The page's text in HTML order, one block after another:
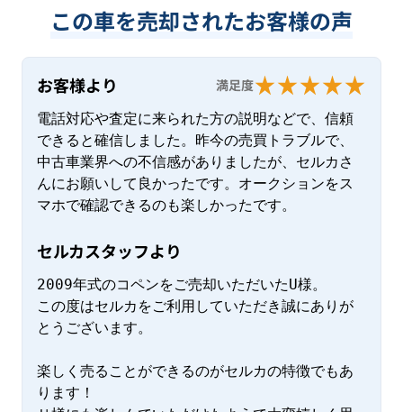
この車を売却されたお客様の声
お客様より 満足度
電話対応や査定に来られた方の説明などで、信頼
できると確信しました。昨今の売買トラブルで、
中古車業界への不信感がありましたが、セルカさ
んにお願いして良かったです。オークションをス
マホで確認できるのも楽しかったです。
セルカスタッフより
2009年式のコペンをご売却いただいたU様。
この度はセルカをご利用していただき誠にありが
とうございます。
楽しく売ることができるのがセルカの特徴でもあ
ります！